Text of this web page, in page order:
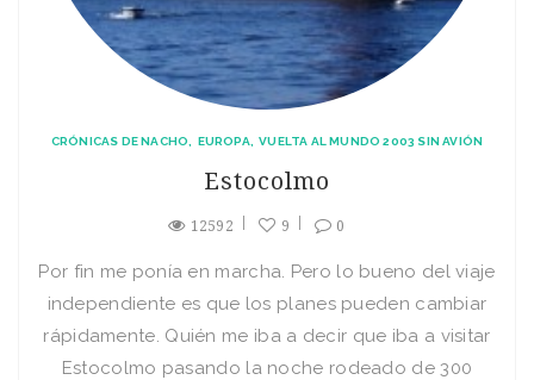
CRÓNICAS DE NACHO EUROPA VUELTA AL MUNDO 2003 SIN AVIÓN
Estocolmo
12592 9 0
Por fin me poní­a en marcha. Pero lo bueno del viaje
independiente es que los planes pueden cambiar
rápidamente. Quién me iba a decir que iba a visitar
Estocolmo pasando la noche rodeado de 300